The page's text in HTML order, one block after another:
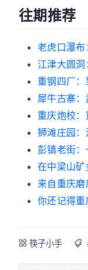
往期推荐
老虎口瀑
江津大圆
重钢四厂
犀牛古寨
重庆炮校
狮滩庄园
彭镇老街
在中梁山
来自重庆
你还记得重
筷子小手